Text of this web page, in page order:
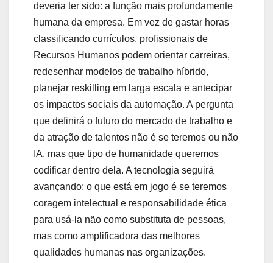
deveria ter sido: a função mais profundamente
humana da empresa. Em vez de gastar horas
classificando currículos, profissionais de
Recursos Humanos podem orientar carreiras,
redesenhar modelos de trabalho híbrido,
planejar reskilling em larga escala e antecipar
os impactos sociais da automação. A pergunta
que definirá o futuro do mercado de trabalho e
da atração de talentos não é se teremos ou não
IA, mas que tipo de humanidade queremos
codificar dentro dela. A tecnologia seguirá
avançando; o que está em jogo é se teremos
coragem intelectual e responsabilidade ética
para usá-la não como substituta de pessoas,
mas como amplificadora das melhores
qualidades humanas nas organizações.